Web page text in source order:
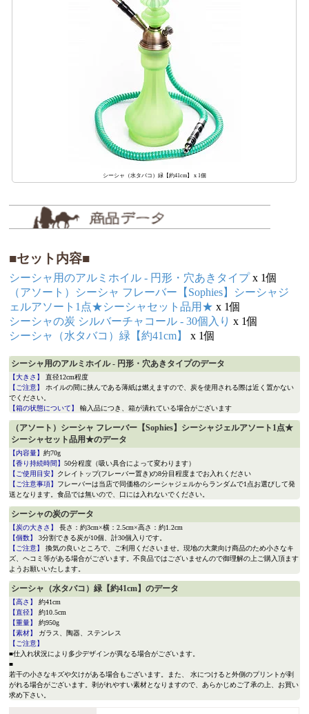
シーシャ（水タバコ）緑【約41cm】 x 1個
■セット内容■
シーシャ用のアルミホイル - 円形・穴あきタイプx 1個
（アソート）シーシャ フレーバー【Sophies】シーシャジ
ェルアソート1点★シーシャセット品用★ x 1個
シーシャの炭 シルバーチャコール - 30個入り x 1個
シーシャ（水タバコ）緑【約41cm】
x 1個
シーシャ用のアルミホイル - 円形・穴あきタイプのデータ
【大きさ】直径12cm程度
【ご注意】 ホイルの間に挟んである薄紙は燃えますので、炭を使用される際は近く置かない
でください。
【箱の状態について】輸入品につき、箱が潰れている場合がございます
（アソート）シーシャ フレーバー【Sophies】シーシャジェルアソート1点★
シーシャセット品用★のデータ
【内容量】約70g
【香り持続時間】50分程度（吸い具合によって変わります）
【ご使用目安】 クレイトップ(フレーバー置き)の8分目程度までお入れください
【ご注意事項】 フレーバーは当店で同価格のシーシャジェルからランダムで1点お選びして発
送となります。食品では無いので、口には入れないでください。
シーシャの炭のデータ
【炭の大きさ】長さ：約3cm×横：2.5cm×高さ：約1.2cm
【個数】3分割できる炭が10個、計30個入りです。
【ご注意】換気の良いところで、ご利用くださいませ。現地の大衆向け商品のため小さなキ
ズ、ヘコミ等がある場合がございます。不良品ではございませんので御理解の上ご購入頂ます
ようお願いいたします。
シーシャ（水タバコ）緑【約41cm】のデータ
【高さ】約41cm
【直径】約10.5cm
【重量】約950g
【素材】 ガラス、陶器、ステンレス
【ご注意】
■仕入れ状況により多少デザインが異なる場合がございます。
■
若干の小さなキズや欠けがある場合もございます。また、 水につけると外側のプリントが剥
がれる場合がございます。剥がれやすい素材となりますので、あらかじめご了承の上、お買い
求め下さい。